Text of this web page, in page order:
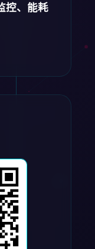
控、能耗